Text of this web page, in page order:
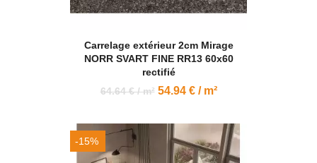
Carrelage extérieur 2cm Mirage
NORR SVART FINE RR13 60x60
rectifié
64.64 € / m² 54.94 € / m²
-15%